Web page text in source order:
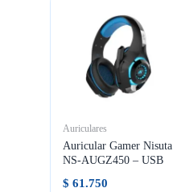
Auriculares
Auricular Gamer Nisuta
NS-AUGZ450 – USB
$ 61.750